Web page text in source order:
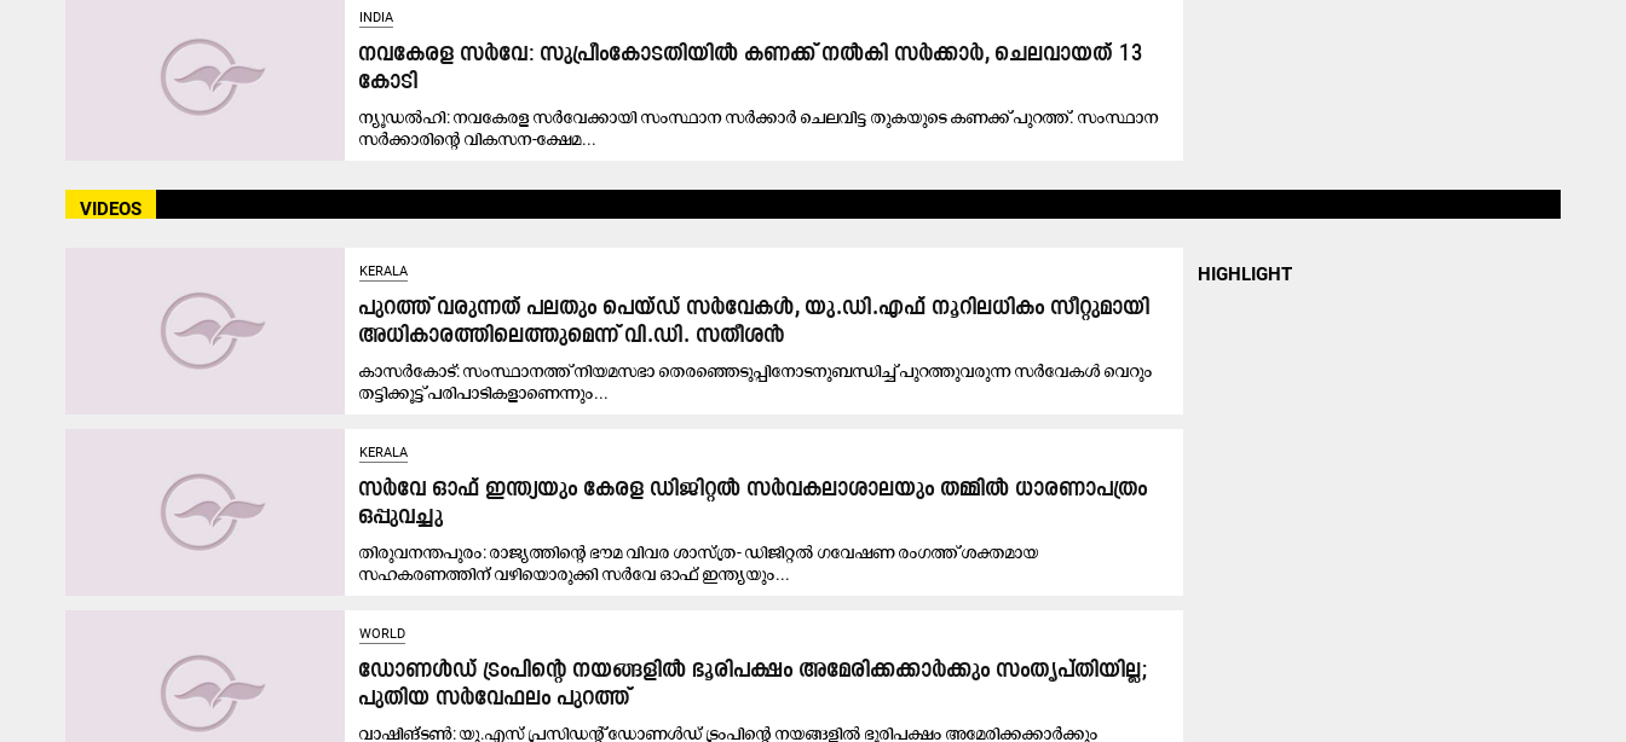
INDIA
നവകേരള സർവേ: സുപ്രീംകോടതിയിൽ കണക്ക് നൽകി സർക്കാർ, ചെലവായത് 13
കോടി
ന്യൂഡൽഹി: നവകേരള സർവേക്കായി സംസ്ഥാന സർക്കാർ ചെലവിട്ട തുകയുടെ കണക്ക് പുറത്ത്. സംസ്ഥാന
സർക്കാരിന്റെ വികസന-ക്ഷേമ...
VIDEOS
KERALA
പുറത്ത് വരുന്നത് പലതും പെയ്ഡ് സർവേകൾ, യു.ഡി.എഫ് നൂറിലധികം സീറ്റുമായി
അധികാരത്തിലെത്തുമെന്ന് വി.ഡി. സതീശൻ
കാസര്‍കോട്: സംസ്ഥാനത്ത് നിയമസഭാ തെരഞ്ഞെടുപ്പിനോടനുബന്ധിച്ച് പുറത്തുവരുന്ന സർവേകൾ വെറും
തട്ടിക്കൂട്ട് പരിപാടികളാണെന്നും...
KERALA
സർവേ ഓഫ് ഇന്ത്യയും കേരള ഡിജിറ്റൽ സർവകലാശാലയും തമ്മിൽ ധാരണാപത്രം
ഒപ്പുവച്ചു
തിരുവനന്തപുരം: രാജ്യത്തിന്റെ ഭൗമ വിവര ശാസ്ത്ര- ഡിജിറ്റൽ ഗവേഷണ രംഗത്ത് ശക്തമായ
സഹകരണത്തിന് വഴിയൊരുക്കി സർവേ ഓഫ് ഇന്ത്യയും...
WORLD
ഡോണൾഡ് ട്രംപിന്റെ നയങ്ങളിൽ ഭൂരിപക്ഷം അമേരിക്കക്കാർക്കും സംതൃപ്തിയില്ല;
പുതിയ സർവേഫലം പുറത്ത്
വാഷിങ്ടൺ: യു.എസ് പ്രസിഡന്റ് ഡോണൾഡ് ട്രംപിന്റെ നയങ്ങളിൽ ഭൂരിപക്ഷം അമേരിക്കക്കാർക്കും
HIGHLIGHT